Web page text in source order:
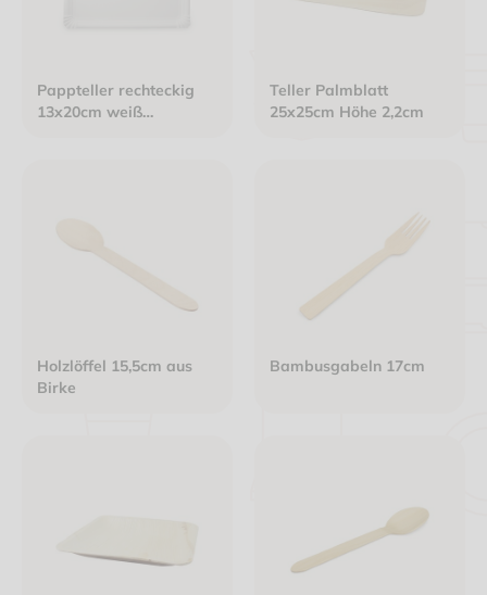
Pappteller rechteckig
13x20cm weiß
Teller Palmblatt
25x25cm Höhe 2,2cm
Holzlöffel 15,5cm aus
Birke
Bambusgabeln 17cm